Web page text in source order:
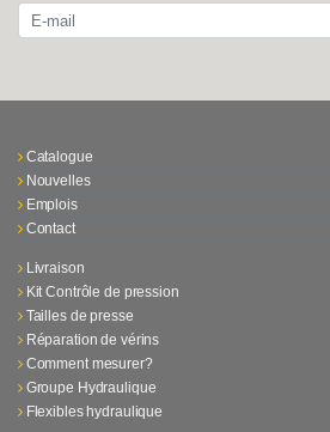
Catalogue
Nouvelles
Emplois
Contact
Livraison
Kit Contrôle de pression
Tailles de presse
Réparation de vérins
Comment mesurer?
Groupe Hydraulique
Flexibles hydraulique